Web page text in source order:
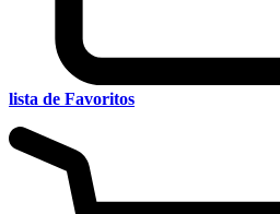
lista de Favoritos